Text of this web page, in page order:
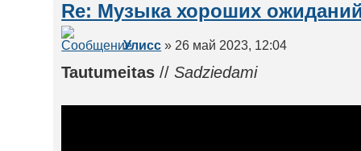
Re: Музыка хороших
Улисс » 26 май 2023, 12:04
Tautumeitas //Sadziedami